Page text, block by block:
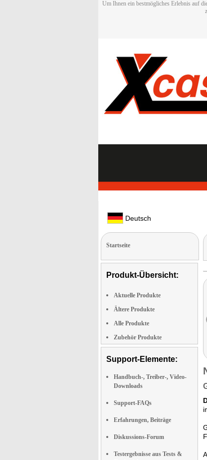
Um Ihnen ein bestmögliches Erlebnis auf
Deutsch
Startseite
Produkt-Übersicht:
Aktuelle Produkte
Ältere Produkte
Alle Produkte
Zubehör Produkte
Support-Elemente:
Handbuch-, Treiber-, Video-
Downloads
Support-FAQs
Erfahrungen, Beiträge
Diskussions-Forum
Testergebnisse aus Tests &